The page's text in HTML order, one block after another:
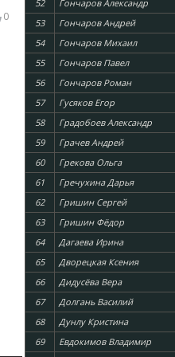
0
52 Гончаров Александр
53
Гончаров Андрей
54
Гончаров Михаил
55
Гончаров Павел
56
Гончаров Роман
57
Гусяков Егор
58
Градобоев Александр
59
Грачев Андрей
60
Грекова Ольга
61
Гречухина Дарья
62
Гришин Сергей
63
Гришин Фёдор
64
Дагаева Ирина
65
Дворецкая Ксения
66
Дидусёва Вера
67
Долгань Василий
68
Дунлу Кристина
69
Евдокимов Владимир